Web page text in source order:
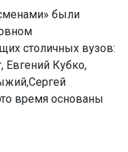
были
столичных вузов:
Евгений Кубко,
время основаны